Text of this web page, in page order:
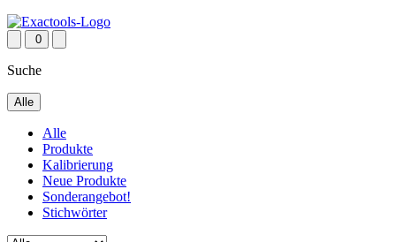
0
Suche
Alle
Alle
Produkte
Kalibrierung
Neue Produkte
Sonderangebot!
Stichwörter